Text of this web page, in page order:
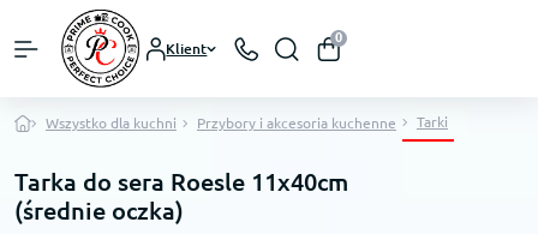
Klient
0
Wszystko dla kuchni Przybory i akcesoria kuchenne Tarki
Tarka do sera Roesle 11x40cm
(średnie oczka)